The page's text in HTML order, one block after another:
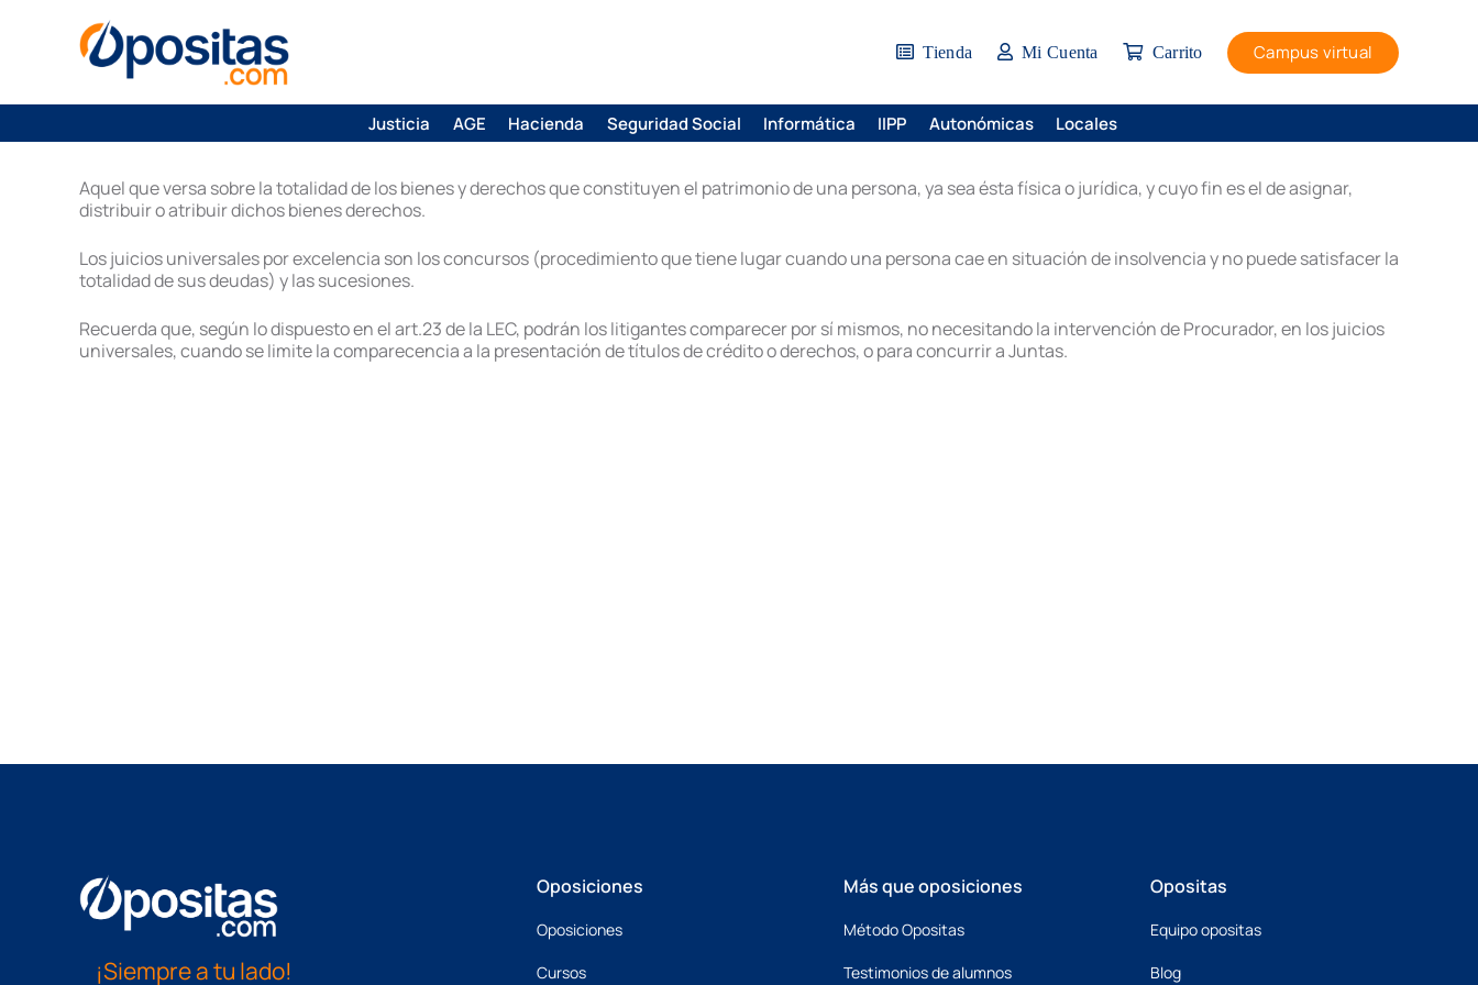
Tienda Mi Cuenta Carrito Campus virtual
Justicia AGE Hacienda Seguridad Social Informática IIPP Autonómicas Locales
Aquel que versa sobre la totalidad de los bienes y derechos que constituyen el patrimonio de una persona, ya sea ésta física o jurídica, y cuyo fin es el de asignar,
distribuir o atribuir dichos bienes derechos.
Los juicios universales por excelencia son los concursos (procedimiento que tiene lugar cuando una persona cae en situación de insolvencia y no puede satisfacer la
totalidad de sus deudas) y las sucesiones.
Recuerda que, según lo dispuesto en el art.23 de la LEC, podrán los litigantes comparecer por sí mismos, no necesitando la intervención de Procurador, en los juicios
universales, cuando se limite la comparecencia a la presentación de títulos de crédito o derechos, o para concurrir a Juntas.
¡Siempre a tu lado!
Oposiciones
Oposiciones
Cursos
Más que oposiciones
Método Opositas
Testimonios de alumnos
Opositas
Equipo opositas
Blog